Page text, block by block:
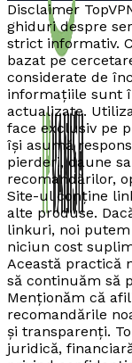
Disclaimer
ghiduri despre
strict informativ.
bazat pe
considerate de
informațiile sunt
actualizate.
face exclusiv pe
își asumă
pierderi, daune
recomandărilor,
Site-ul conține
alte produse.
linkuri, noi
niciun cost
Această practică
să continuăm să
Menționăm că
recomandările
și transparenți.
juridică,